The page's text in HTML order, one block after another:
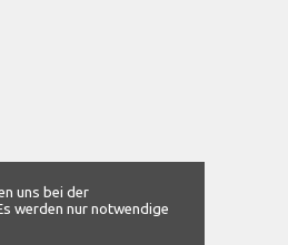
uns bei der
werden nur notwendige